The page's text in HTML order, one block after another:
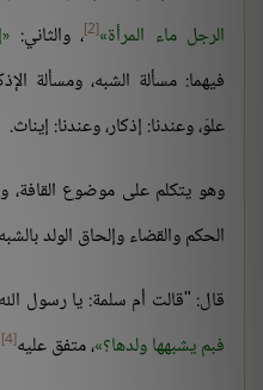
الرجل ماء المرأة [2] ، والثاني:
فيهما: مسألة الشبه، ومسألة
علوّ، وعندنا: إذكار، وعندنا: إيناث.
وهو يتكلم على موضوع القافة،
الحكم والقضاء وإلحاق الولد
قال: "قالت أم سلمة: يا رسول
فبم يشبهها ولدها؟ ، متفق عليه[4]